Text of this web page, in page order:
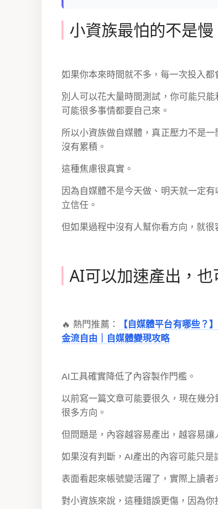
小資族最怕的不是
如果你本來時間就不多，每一次投入都
別人可以花大量時間測試，你可能只
可能很多事情都要自己來。
所以小資族做自媒體，真正壓力不是
沒有累積。
這種焦慮很真實。
因為自媒體不是今天做、明天就一定
立信任。
但如果過程中沒有人幫你看方向，就很
AI可以加速產出，
🔥 熱門推薦：
【自媒體平台有哪些？
金流自由｜自媒體變現攻略
AI工具確實降低了內容製作門檻。
以前寫一篇文章可能要很久，現在幾
很多方向。
但問題是，內容越容易產出，越容易讓
如果沒有判斷，AI產出的內容可能只是
表面看起來帳號變活躍了，實際上讀
對小資族來說，這種錯誤更傷，因為你